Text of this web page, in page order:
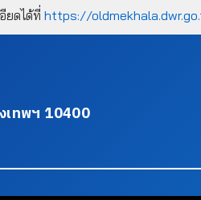
ยดได้ที่ https://
เทพฯ 10400